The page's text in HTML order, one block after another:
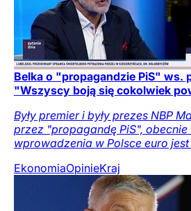
Belka o "propagandzie PiS" ws.
"Wszyscy boją się cokolwiek
Były premier i były prezes NBP
przez "propagandę PiS", obecnie
wprowadzenia w Polsce euro
EkonomiaOpinieKraj